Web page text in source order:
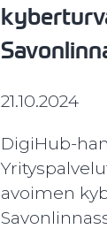
21.10.2024
DigiHub-
avoimen